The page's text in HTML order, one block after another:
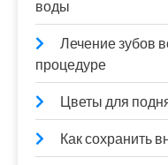
воды
Лечение зубов
процедуре
Цветы для
Как сохранить